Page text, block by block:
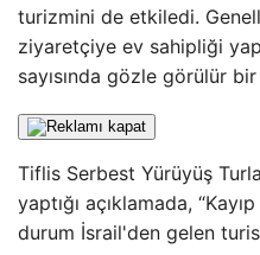
turizmini de etkiledi.
ziyaretçiye ev sahipliği
sayısında gözle görülür
Tiflis Serbest Yürüyüş
yaptığı açıklamada,
durum İsrail'den gelen